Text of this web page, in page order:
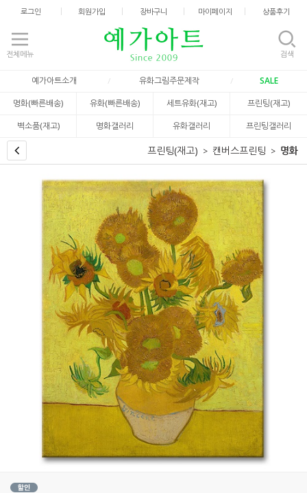
로그인 회원가입 장바구니 마이페이지 상품후기
전체메뉴 검색
예가아트소개 유화그림주문제작
SALE
명화(빠른배송)
유화(빠른배송) 세트유화(재고)
프린팅(재고)
벽소품(재고)
명화갤러리 유화갤러리 프린팅갤러리
프린팅(재고) 캔버스프린팅 명화